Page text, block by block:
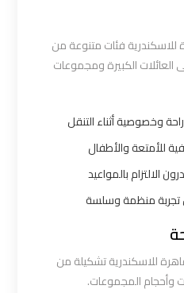
فئات متنوعة من
العائلات الكبيرة ومجموعات
وخصوصية أثناء التنقل
للأمتعة والأطفال
الالتزام بالمواعيد
تجربة منظمة وسلسة
للاسكندرية تشكيلة من
وأحجام المجموعات.